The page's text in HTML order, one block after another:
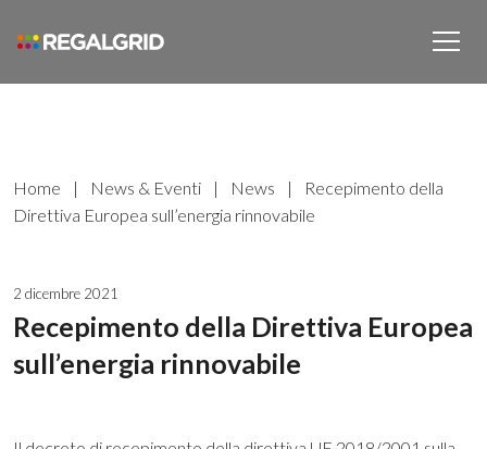
Home | News & Eventi | News |
Recepimento della
Direttiva Europea sull’energia rinnovabile
2 dicembre 2021
Recepimento della Direttiva Europea
sull’energia rinnovabile